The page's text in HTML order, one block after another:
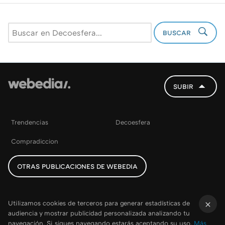
BUSCAR
SUBIR
Trendencias Decoesfera
Compradiccion
OTRAS PUBLICACIONES DE WEBEDIA
Utilizamos cookies de terceros para generar estadísticas de
audiencia y mostrar publicidad personalizada analizando tu
navegación. Si sigues navegando estarás aceptando su uso. Más